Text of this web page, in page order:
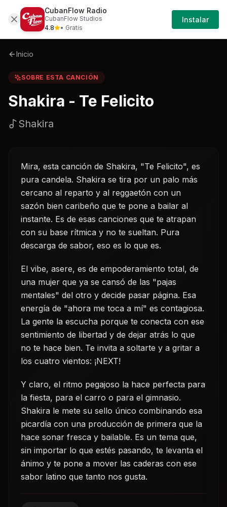
Sobre Shakira---te-felicito-shakira
Iniciar
Sesión
Inicio
SOBRE ESTA CANCIÓN
Shakira - Te Felicito
Shakira
Mira, esta canción de Shakira, "Te Felicito", es
pura candela. Shakira se tira por un palo más
cercano al reparto y al reggaetón con un
sazón bien caribeño que te pone a bailar al
instante. Es de esas canciones que te atrapan
con su base rítmica y no te sueltan. Pura
descarga de sabor, eso es lo que es.
El vibe, asere, es de empoderamiento total, de
una mujer que ya se cansó de las "pajas
mentales" del otro y decide pasar página. Esa
energía de "ahora me toca a mí" es contagiosa.
La gente la escucha porque te conecta con ese
sentimiento de libertad y de dejar atrás lo que
no te hace bien. Te invita a soltarte y a gritar a
los cuatro vientos: ¡NEXT!
Y claro, el ritmo pegajoso la hace perfecta para
la fiesta, para el carro o para el gimnasio.
Shakira le mete su sello único combinando esa
picardía con una producción de primera que la
hace sonar fresca y bailable. Es un tema que,
sin importar lo que estés pasando, te levanta el
ánimo y te pone a mover las caderas con ese
sabor latino que tanto nos gusta.
CubanFlow Radio
CubanFlow Studios
4.8
• Gratis
Instalar